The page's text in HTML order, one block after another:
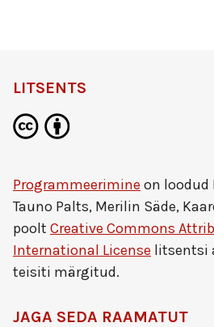
LITSENTS
Programmeerimine on loodud
Tauno Palts, Merilin Säde,
poolt Creative Commons
International License litsentsi
teisiti märgitud.
JAGA SEDA RAAMATUT